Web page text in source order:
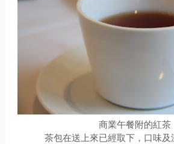
商業午餐附的紅茶
茶包在送上來已經取下，口味及